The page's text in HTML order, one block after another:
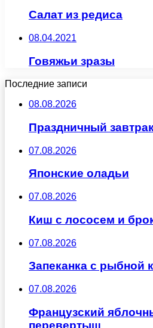
Салат из редиса
08.04.2021
Говяжьи зразы
Последние записи
08.08.2026
Праздничный
07.08.2026
Японские оладьи
07.08.2026
Киш с лососем и
07.08.2026
Запеканка с рыбной
07.08.2026
Французский
перевертыш